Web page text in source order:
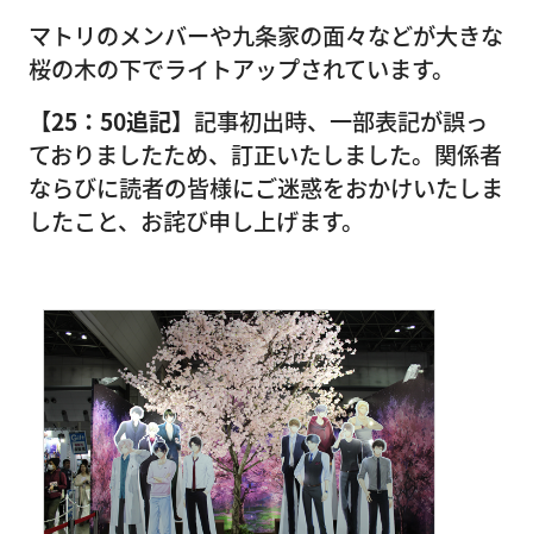
マトリのメンバーや九条家の面々などが大きな
桜の木の下でライトアップされています。
【25：50追記】 記事初出時、一部表記が誤っ
ておりましたため、訂正いたしました。関係者
ならびに読者の皆様にご迷惑をおかけいたしま
したこと、お詫び申し上げます。